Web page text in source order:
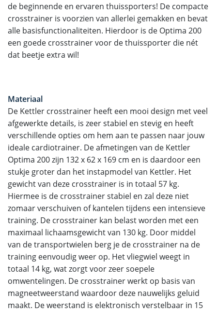
de beginnende en ervaren thuissporters! De compacte
crosstrainer is voorzien van allerlei gemakken en bevat
alle basisfunctionaliteiten. Hierdoor is de Optima 200
een goede crosstrainer voor de thuissporter die nét
dat beetje extra wil!
Materiaal
De Kettler crosstrainer heeft een mooi design met veel
afgewerkte details, is zeer stabiel en stevig en heeft
verschillende opties om hem aan te passen naar jouw
ideale cardiotrainer. De afmetingen van de Kettler
Optima 200 zijn 132 x 62 x 169 cm en is daardoor een
stukje groter dan het instapmodel van Kettler. Het
gewicht van deze crosstrainer is in totaal 57 kg.
Hiermee is de crosstrainer stabiel en zal deze niet
zomaar verschuiven of kantelen tijdens een intensieve
training. De crosstrainer kan belast worden met een
maximaal lichaamsgewicht van 130 kg. Door middel
van de transportwielen berg je de crosstrainer na de
training eenvoudig weer op. Het vliegwiel weegt in
totaal 14 kg, wat zorgt voor zeer soepele
omwentelingen. De crosstrainer werkt op basis van
magneetweerstand waardoor deze nauwelijks geluid
maakt. De weerstand is elektronisch verstelbaar in 15